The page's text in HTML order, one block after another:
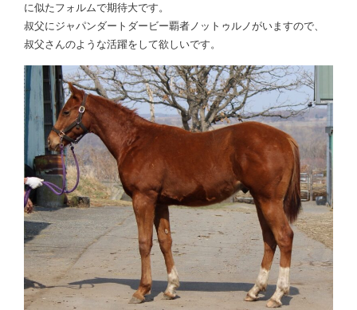
に似たフォルムで期待大です。
叔父にジャパンダートダービー覇者ノットゥルノがいますので、
叔父さんのような活躍をして欲しいです。